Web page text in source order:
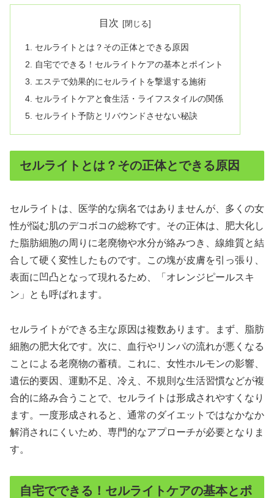
目次
セルライトとは？その正体とできる原因
自宅でできる！セルライトケアの基本とポイント
エステで効果的にセルライトを撃退する施術
セルライトケアと食生活・ライフスタイルの関係
セルライト予防とリバウンドさせない秘訣
セルライトとは？その正体とできる原因
セルライトは、医学的な病名ではありませんが、多くの女
性が悩む肌のデコボコの総称です。その正体は、肥大化し
た脂肪細胞の周りに老廃物や水分が絡みつき、線維質と結
合して硬く変性したものです。この塊が皮膚を引っ張り、
表面に凹凸となって現れるため、「オレンジピールスキ
ン」とも呼ばれます。
セルライトができる主な原因は複数あります。まず、脂肪
細胞の肥大化です。次に、血行やリンパの流れが悪くなる
ことによる老廃物の蓄積。これに、女性ホルモンの影響、
遺伝的要因、運動不足、冷え、不規則な生活習慣などが複
合的に絡み合うことで、セルライトは形成されやすくなり
ます。一度形成されると、通常のダイエットではなかなか
解消されにくいため、専門的なアプローチが必要となりま
す。
自宅でできる！セルライトケアの基本とポ